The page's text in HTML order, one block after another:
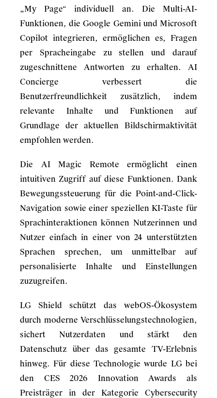
„My Page“ individuell an. Die Multi-AI-
Funktionen, die Google Gemini und Microsoft
Copilot integrieren, ermöglichen es, Fragen
per Spracheingabe zu stellen und darauf
zugeschnittene Antworten zu erhalten. AI
Concierge verbessert die
Benutzerfreundlichkeit zusätzlich, indem
relevante Inhalte und Funktionen auf
Grundlage der aktuellen Bildschirmaktivität
empfohlen werden.
Die AI Magic Remote ermöglicht einen
intuitiven Zugriff auf diese Funktionen. Dank
Bewegungssteuerung für die Point-and-Click-
Navigation sowie einer speziellen KI-Taste für
Sprachinteraktionen können Nutzerinnen und
Nutzer einfach in einer von 24 unterstützten
Sprachen sprechen, um unmittelbar auf
personalisierte Inhalte und Einstellungen
zuzugreifen.
LG Shield schützt das webOS-Ökosystem
durch moderne Verschlüsselungstechnologien,
sichert Nutzerdaten und stärkt den
Datenschutz über das gesamte TV-Erlebnis
hinweg. Für diese Technologie wurde LG bei
den CES 2026 Innovation Awards als
Preisträger in der Kategorie Cybersecurity